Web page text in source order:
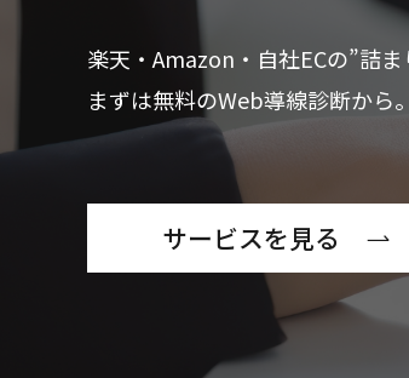
楽天・Amazon・自社ECの”詰
まずは無料のWeb導線診断から。
サービスを見る
ホーム